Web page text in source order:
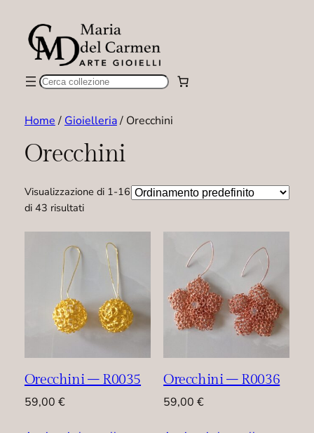
Cerca
Home/ Gioielleria/ Orecchini
Orecchini
Visualizzazione di 1-16
di 43 risultati
Orecchini – R0035
59,00 €
Orecchini – R0036
59,00€